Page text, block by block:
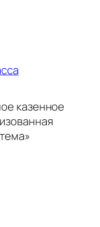
казенное